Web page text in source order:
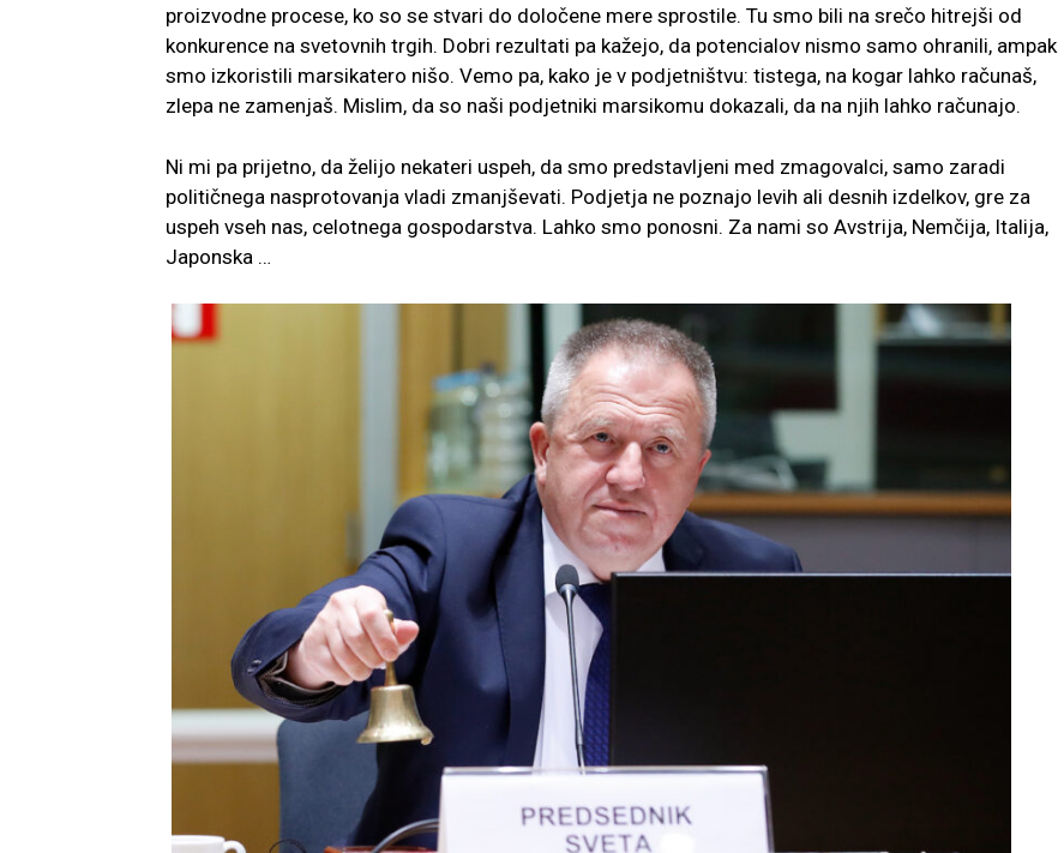
proizvodne procese, ko so se stvari do določene mere sprostile. Tu smo bili na srečo hitrejši od
konkurence na svetovnih trgih. Dobri rezultati pa kažejo, da potencialov nismo samo ohranili, ampak
smo izkoristili marsikatero nišo. Vemo pa, kako je v podjetništvu: tistega, na kogar lahko računaš,
zlepa ne zamenjaš. Mislim, da so naši podjetniki marsikomu dokazali, da na njih lahko računajo.
Ni mi pa prijetno, da želijo nekateri uspeh, da smo predstavljeni med zmagovalci, samo zaradi
političnega nasprotovanja vladi zmanjševati. Podjetja ne poznajo levih ali desnih izdelkov, gre za
uspeh vseh nas, celotnega gospodarstva. Lahko smo ponosni. Za nami so Avstrija, Nemčija, Italija,
Japonska …